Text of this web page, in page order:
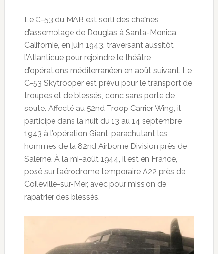
Le C-53 du MAB est sorti des chaînes
d’assemblage de Douglas à Santa-Monica,
Californie, en juin 1943, traversant aussitôt
l’Atlantique pour rejoindre le théâtre
d’opérations méditerranéen en août suivant. Le
C-53 Skytrooper est prévu pour le transport de
troupes et de blessés, donc sans porte de
soute. Affecté au 52nd Troop Carrier Wing, il
participe dans la nuit du 13 au 14 septembre
1943 à l’opération Giant, parachutant les
hommes de la 82nd Airborne Division près de
Salerne. À la mi-août 1944, il est en France,
posé sur l’aérodrome temporaire A22 près de
Colleville-sur-Mer, avec pour mission de
rapatrier des blessés.